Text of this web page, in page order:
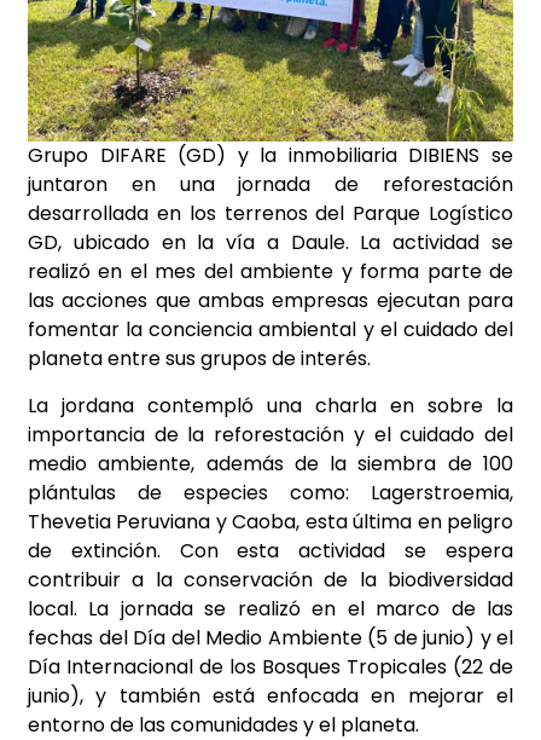
Grupo DIFARE (GD) y la inmobiliaria DIBIENS se
juntaron en una jornada de reforestación
desarrollada en los terrenos del Parque Logístico
GD, ubicado en la vía a Daule. La actividad se
realizó en el mes del ambiente y forma parte de
las acciones que ambas empresas ejecutan para
fomentar la conciencia ambiental y el cuidado del
planeta entre sus grupos de interés.
La jordana contempló una charla en sobre la
importancia de la reforestación y el cuidado del
medio ambiente, además de la siembra de 100
plántulas de especies como: Lagerstroemia,
Thevetia Peruviana y Caoba, esta última en peligro
de extinción. Con esta actividad se espera
contribuir a la conservación de la biodiversidad
local. La jornada se realizó en el marco de las
fechas del Día del Medio Ambiente (5 de junio) y el
Día Internacional de los Bosques Tropicales (22 de
junio), y también está enfocada en mejorar el
entorno de las comunidades y el planeta.